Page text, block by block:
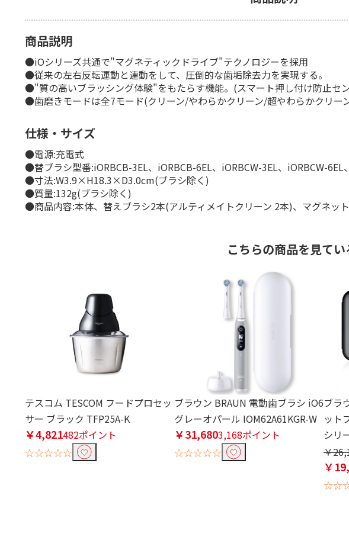
商品説明
●iOシリーズ共通で"マグネティックドライブ"テクノロジーを採用
●従来の左右反転運動と連動をして、圧倒的な歯垢除去力を実現する。
●"質の高いブラッシング体験"をもたらす機能。(スマート押し付け防止セ
●歯磨きモードは全7モード(クリーン/やわらかクリーン/超やわらかクリー
仕様・サイズ
●電源:充電式
●替ブラシ型番:iORBCB-3EL、iORBCB-6EL、iORBCW-3EL、iORBCW-
●寸法:W3.9×H18.3×D3.0cm(ブラシ除く)
●質量:132g(ブラシ除く)
●商品内容:本体、替えブラシ2本(アルティメイトクリーン 2本)、マグネッ
こちらの商品を見て
テスコム TESCOM フードプロセッ
サー ブラック TFP25A-K
￥4,821482ポイント
☆☆☆☆☆
ブラウン BRAUN 電動歯ブラシ iO6
グレーオパール IOM62A61KGR-W
￥31,6803,168ポイント
☆☆☆☆☆
ブラ
ット
シリ
￥
￥